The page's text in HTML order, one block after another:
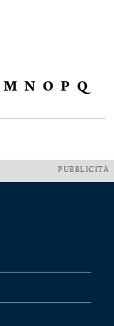
M N O P Q
PUBBLICITÀ